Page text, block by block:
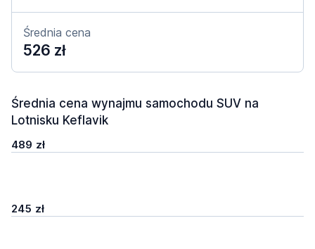
Średnia cena
526 zł
Średnia cena wynajmu samochodu SUV na
Lotnisku Keflavik
489 zł
245 zł